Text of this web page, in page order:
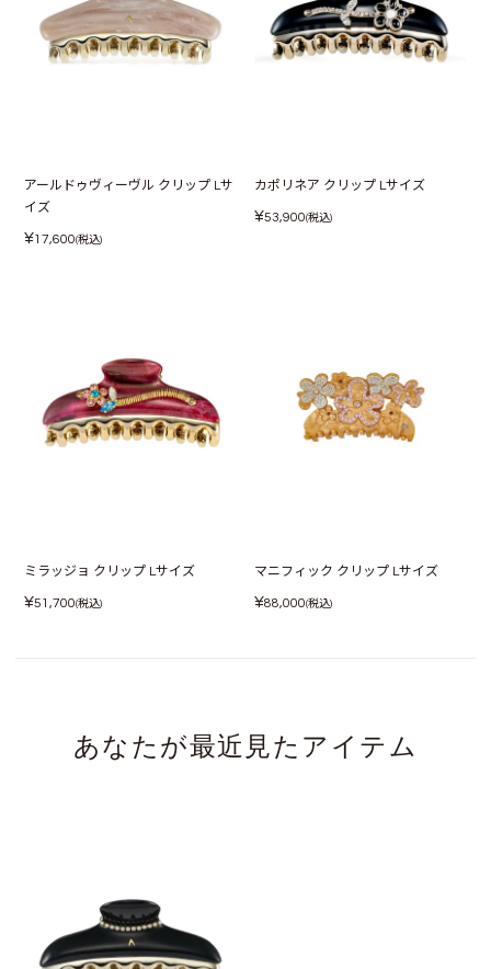
アールドゥヴィーヴル クリップ Lサ
イズ
¥17,600(税込)
カポリネア クリップ Lサイズ
¥53,900(税込)
ミラッジョ クリップ Lサイズ
¥51,700(税込)
マニフィック クリップ Lサイズ
¥88,000(税込)
あなたが最近見たアイテム